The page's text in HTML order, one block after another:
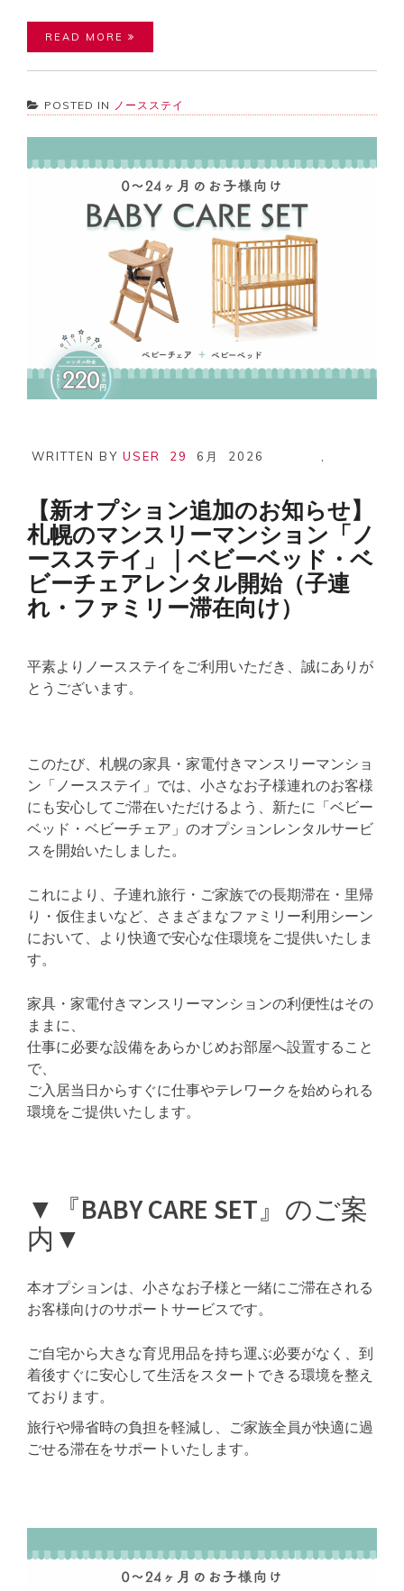
READ MORE
POSTED IN ノースステイ
WRITTEN BY USER 29 6月 2026
【新オプション追加のお知らせ】
札幌のマンスリーマンション「ノ
ースステイ」｜ベビーベッド・ベ
ビーチェアレンタル開始（子連
れ・ファミリー滞在向け）
平素よりノースステイをご利用いただき、誠にありが
とうございます。
このたび、札幌の家具・家電付きマンスリーマンショ
ン「ノースステイ」では、小さなお子様連れのお客様
にも安心してご滞在いただけるよう、新たに「ベビー
ベッド・ベビーチェア」のオプションレンタルサービ
スを開始いたしました。
これにより、子連れ旅行・ご家族での長期滞在・里帰
り・仮住まいなど、さまざまなファミリー利用シーン
において、より快適で安心な住環境をご提供いたしま
す。
家具・家電付きマンスリーマンションの利便性はその
ままに、
仕事に必要な設備をあらかじめお部屋へ設置すること
で、
ご入居当日からすぐに仕事やテレワークを始められる
環境をご提供いたします。
▼『BABY CARE SET』のご案
内▼
本オプションは、小さなお子様と一緒にご滞在される
お客様向けのサポートサービスです。
ご自宅から大きな育児用品を持ち運ぶ必要がなく、到
着後すぐに安心して生活をスタートできる環境を整え
ております。
旅行や帰省時の負担を軽減し、ご家族全員が快適に過
ごせる滞在をサポートいたします。